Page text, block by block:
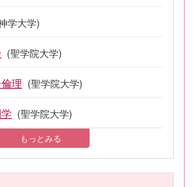
学大学)
(聖学院大学)
理 (聖学院大学)
(聖学院大学)
もっとみる